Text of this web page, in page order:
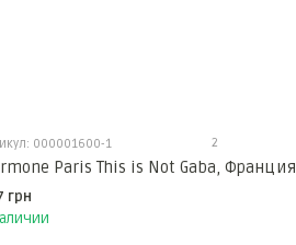
000001600-1 2
Paris This is Not Gaba, Франция
грн